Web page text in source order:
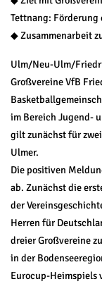
Tettnang:
◆ Zusammenarbeit
Ulm/Neu-Ulm/
Großvereine VfB
im Bereich Jugend-
gilt zunächst für
Ulmer.
Die positiven
ab. Zunächst die
der
Herren für
dreier Großvereine
in der
Eurocup-Heimspiels